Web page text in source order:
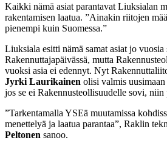
Kaikki nämä asiat parantavat Liuksialan
rakentamisen laatua. ”Ainakin riitojen
pienempi kuin Suomessa.”
Liuksiala esitti nämä samat asiat jo vuosia
Rakennuttajapäivässä, mutta
vuoksi asia ei edennyt. Nyt
Jyrki Laurikainen olisi valmis
jos se ei Rakennusteollisuudelle sovi, niin
”Tarkentamalla YSEä muutamissa
menettelyä ja laatua parantaa”, Raklin
Peltonen sanoo.